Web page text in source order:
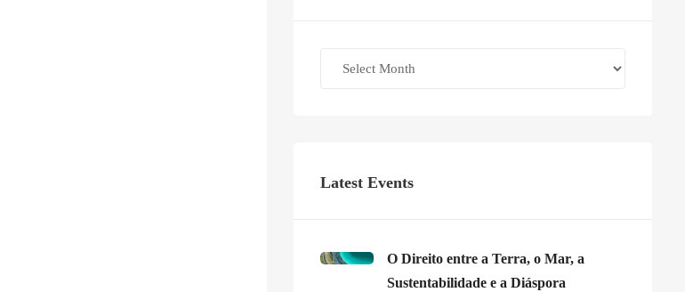
Latest Events
O Direito entre a Terra, o Mar, a
Sustentabilidade e a Diáspora